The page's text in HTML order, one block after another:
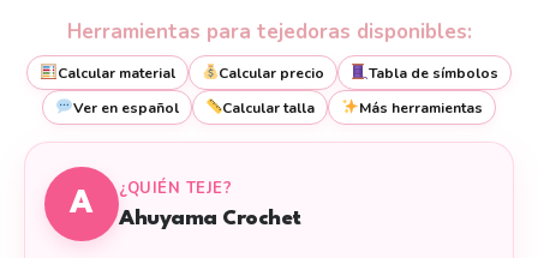
Herramientas para tejedoras disponibles:
Calcular material Calcular precio
Tabla de símbolos
Ver en español
Calcular talla Más herramientas
A
¿QUIÉN TEJE?
Ahuyama Crochet